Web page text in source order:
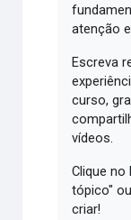
atenção
Escreva
curso,
vídeos.
Clique
tópico"
criar!